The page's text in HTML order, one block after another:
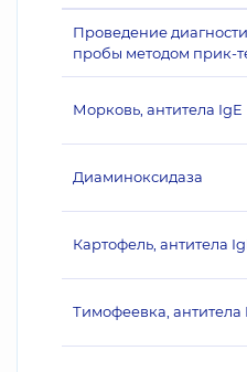
Проведение
пробы методом прик-
Морковь, антитела IgE
Диаминоксидаза
Картофель, антитела
Тимофеевка, антитела